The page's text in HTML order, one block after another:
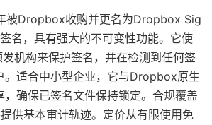
被Dropbox收购并更名为Dropbox Sig
名，具有强大的不可变性功能。它使
机构来保护签名，并在检测到任何签
。适合中小型企业，它与Dropbox原生
，确保已签名文件保持锁定。合规覆盖
供基本审计轨迹。定价从有限使用免